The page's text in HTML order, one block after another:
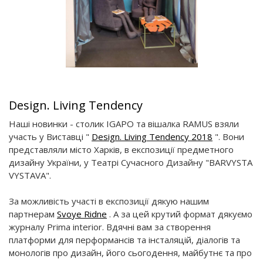
Design. Living Tendency
Наші новинки - столик IGAPO та вішалка RAMUS взяли
участь у Виставці " Design. Living Tendency 2018 ". Вони
представляли місто Харків, в експозиції предметного
дизайну України, у Театрі Сучасного Дизайну "BARVYSTA
VYSTAVA".
За можливість участі в експозиції дякую нашим
партнерам Svoye Ridne . А за цей крутий формат дякуємо
журналу Prima interior. Вдячні вам за створення
платформи для перформансів та інсталяцій, діалогів та
монологів про дизайн, його сьогодення, майбутнє та про